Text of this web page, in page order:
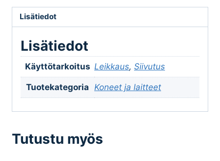
Lisätiedot
Lisätiedot
Käyttötarkoitus Leikkaus, Siivutus
Tuotekategoria Koneet ja laitteet
Tutustu myös